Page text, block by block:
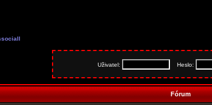
Uživatel: Heslo:
Fórum